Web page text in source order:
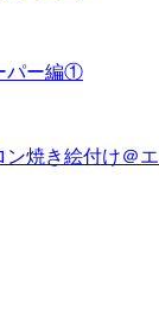
パー編①
焼き絵付け＠